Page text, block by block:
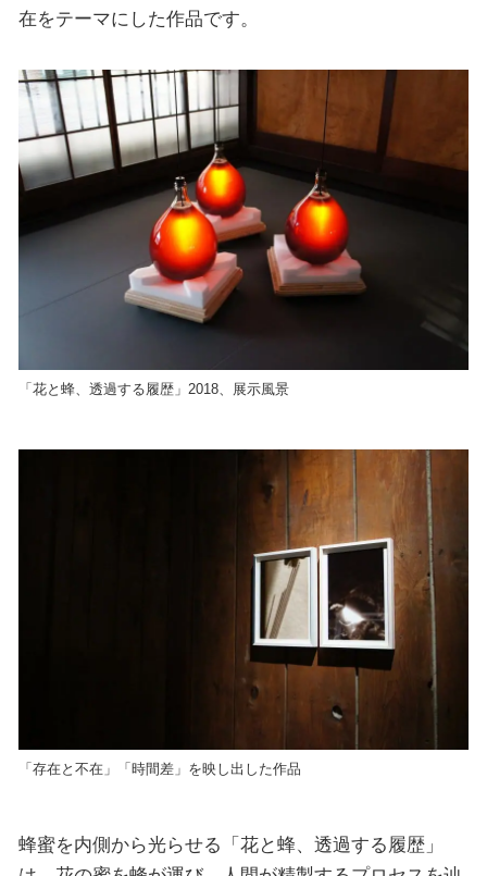
在をテーマにした作品です。
「花と蜂、透過する履歴」2018、展示風景
「存在と不在」「時間差」を映し出した作品
蜂蜜を内側から光らせる「花と蜂、透過する履歴」